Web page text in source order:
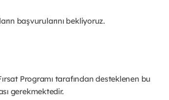
başvurularını bekliyoruz.
Programı tarafından desteklenen bu
gerekmektedir.